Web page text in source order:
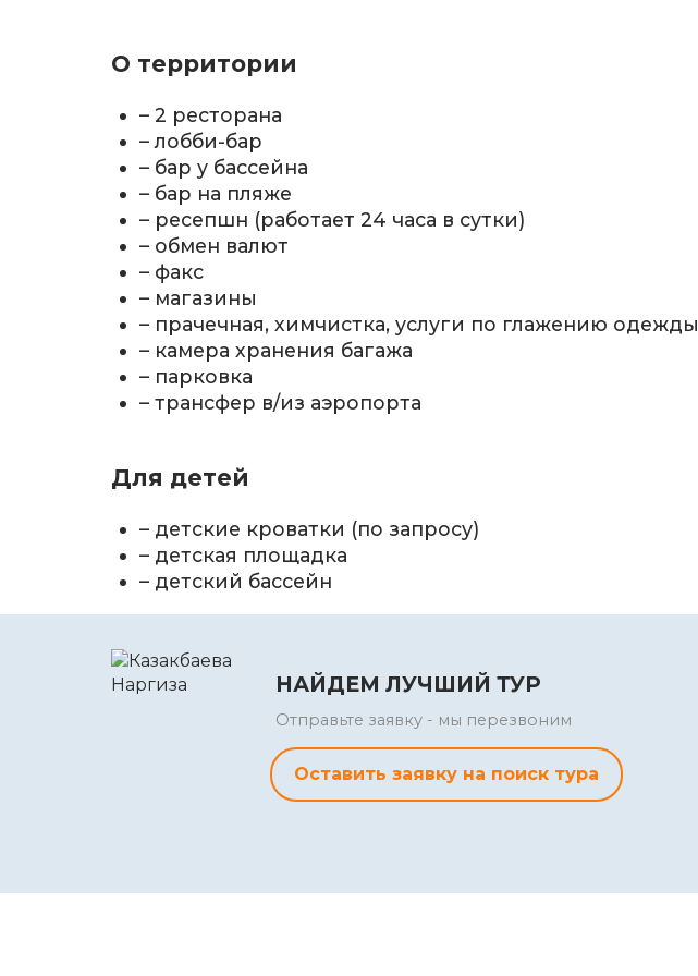
О территории
– 2 ресторана
– лобби-бар
– бар у бассейна
– бар на пляже
– ресепшн (работает 24 часа в сутки)
– обмен валют
– факс
– магазины
– прачечная, химчистка, услуги по глажению одежды
– камера хранения багажа
– парковка
– трансфер в/из аэропорта
Для детей
– детские кроватки (по запросу)
– детская площадка
– детский бассейн
НАЙДЕМ ЛУЧШИЙ ТУР
Отправьте заявку - мы перезвоним
Оставить заявку на поиск тура